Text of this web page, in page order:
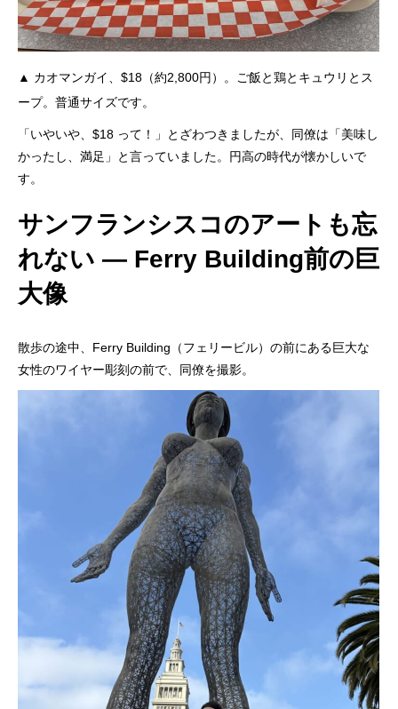
▲ カオマンガイ、$18（約2,800円）。ご飯と鶏とキュウリとス
ープ。普通サイズです。
「いやいや、$18 って！」とざわつきましたが、同僚は「美味し
かったし、満足」と言っていました。円高の時代が懐かしいで
す。
サンフランシスコのアートも忘
れない ― Ferry Building前の巨
大像
散歩の途中、Ferry Building（フェリービル）の前にある巨大な
女性のワイヤー彫刻の前で、同僚を撮影。